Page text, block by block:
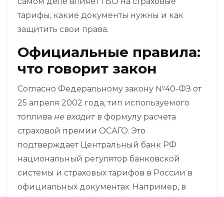
тарифы, какие документы нужны и как
защитить свои права.
Официальные правила:
что говорит закон
Согласно Федеральному закону №40-ФЗ от
25 апреля 2002 года, тип используемого
топлива не входитв формулу расчета
страховой премии ОСАГО. Это
подтверждает Центральный банк РФ
национальный регулятор банковской
системы и страховых тарифов в России в
официальных документах. Например, в